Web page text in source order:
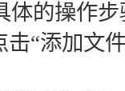
体的操作步
“添加文